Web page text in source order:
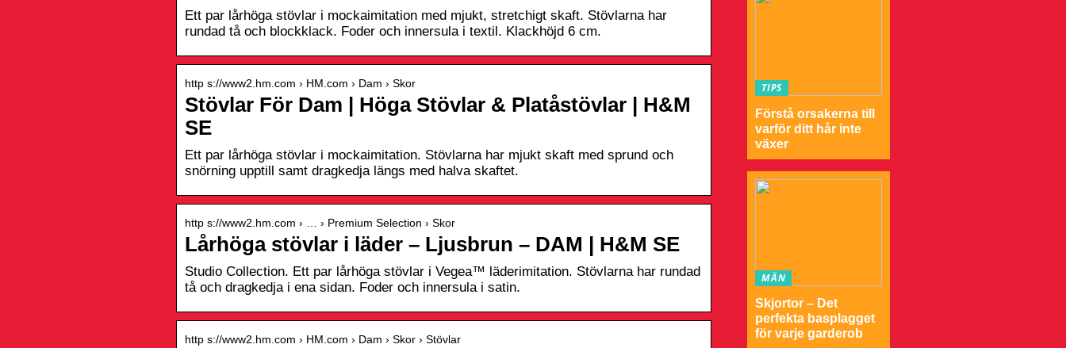
Ett par lårhöga stövlar i mockaimitation med mjukt, stretchigt skaft. Stövlarna har
rundad tå och blockklack. Foder och innersula i textil. Klackhöjd 6 cm.
http s://www2.hm.com › HM.com › Dam › Skor
Stövlar För Dam | Höga Stövlar & Platåstövlar | H&M
SE
Ett par lårhöga stövlar i mockaimitation. Stövlarna har mjukt skaft med sprund och
snörning upptill samt dragkedja längs med halva skaftet.
http s://www2.hm.com › … › Premium Selection › Skor
Lårhöga stövlar i läder – Ljusbrun – DAM | H&M SE
Studio Collection. Ett par lårhöga stövlar i Vegea™ läderimitation. Stövlarna har rundad
tå och dragkedja i ena sidan. Foder och innersula i satin.
http s://www2.hm.com › HM.com › Dam › Skor › Stövlar
TIPS
Förstå orsakerna till
varför ditt hår inte
växer
MÄN
Skjortor – Det
perfekta basplagget
för varje garderob